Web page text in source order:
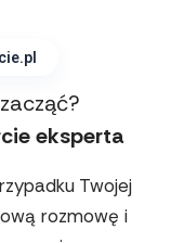
eksperta
Twojej
rozmowę i